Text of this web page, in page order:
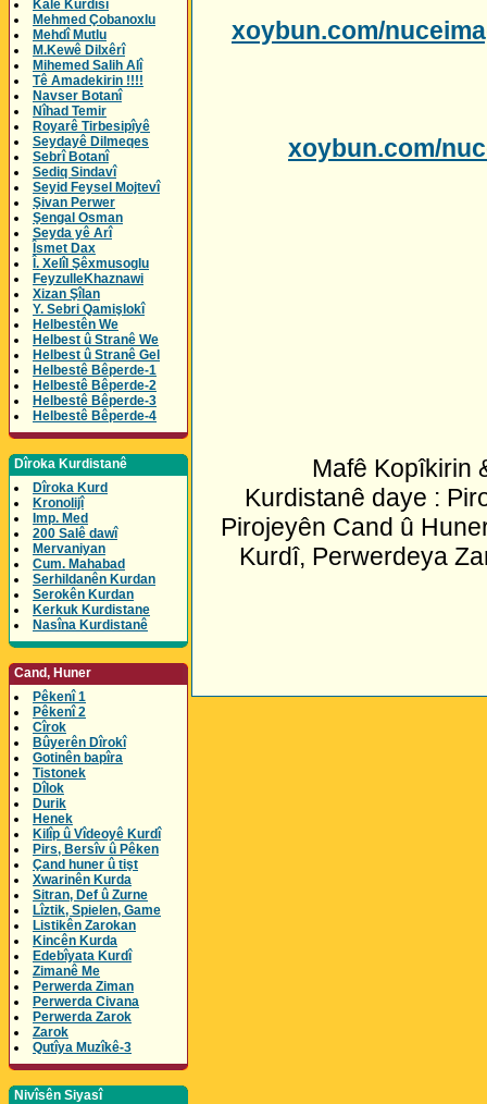
Kalê Kurdîsî
Mehmed Çobanoxlu
Mehdî Mutlu
M.Kewê Dilxêrî
Mihemed Salih Alî
Tê Amadekirin !!!!
Navser Botanî
Nîhad Temir
Royarê Tirbesipîyê
Seydayê Dilmeqes
Sebrî Botanî
Sediq Sindavî
Seyid Feysel Mojtevî
Şivan Perwer
Şengal Osman
Seyda yê Arî
Îsmet Dax
Î. Xelîl Şêxmusoglu
FeyzulleKhaznawi
Xizan Şîlan
Y. Sebri Qamişlokî
Helbestên We
Helbest û Stranê We
Helbest û Stranê Gel
Helbestê Bêperde-1
Helbestê Bêperde-2
Helbestê Bêperde-3
Helbestê Bêperde-4
Dîroka Kurdistanê
Dîroka Kurd
Kronolijî
Imp. Med
200 Salê dawî
Mervaniyan
Cum. Mahabad
Serhildanên Kurdan
Serokên Kurdan
Kerkuk Kurdistane
Nasîna Kurdistanê
Cand, Huner
Pêkenî 1
Pêkenî 2
Cîrok
Bûyerên Dîrokî
Gotinên bapîra
Tistonek
Dîlok
Durik
Henek
Kilîp û Vîdeoyê Kurdî
Pirs, Bersîv û Pêken
Çand huner û tişt
Xwarinên Kurda
Sitran, Def û Zurne
Lîztik, Spielen, Game
Listikên Zarokan
Kincên Kurda
Edebîyata Kurdî
Zimanê Me
Perwerda Ziman
Perwerda Civana
Perwerda Zarok
Zarok
Qutîya Muzîkê-3
Nivîsên Siyasî
xoybun.com/
xoybun.com/
Mafê Kopîkirin
Kurdistanê daye :
Pirojeyên Cand û
Kurdî, Perwerdeya